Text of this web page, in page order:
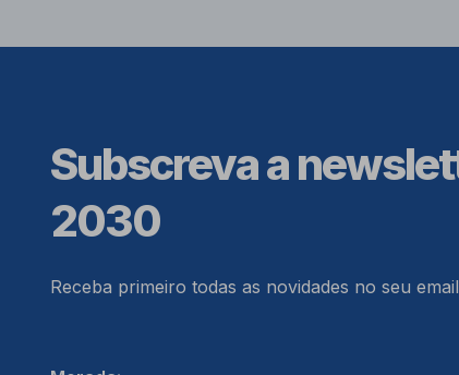
Subscreva a
2030
Receba primeiro todas as novidades no seu email